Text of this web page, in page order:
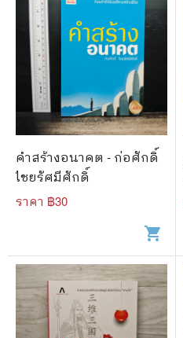
คำสร้างอนาคต - ก่อศักดิ์
ไชยรัศมีศักดิ์
ราคา ฿30
shopping_cart